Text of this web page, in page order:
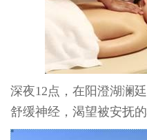
深夜12点，在阳澄湖澜
舒缓神经，渴望被安抚的